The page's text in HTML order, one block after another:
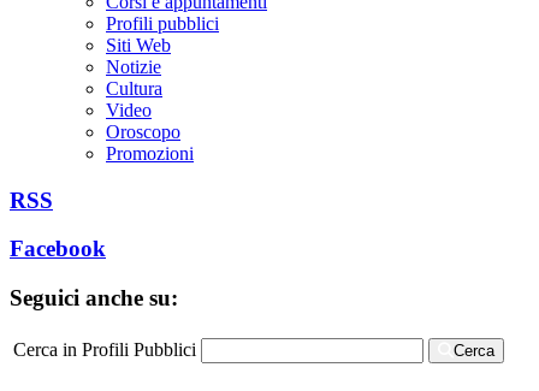
Profili pubblici
Siti Web
Notizie
Cultura
Video
Oroscopo
Promozioni
RSS
Facebook
Seguici anche su:
Cerca in Profili Pubblici Cerca